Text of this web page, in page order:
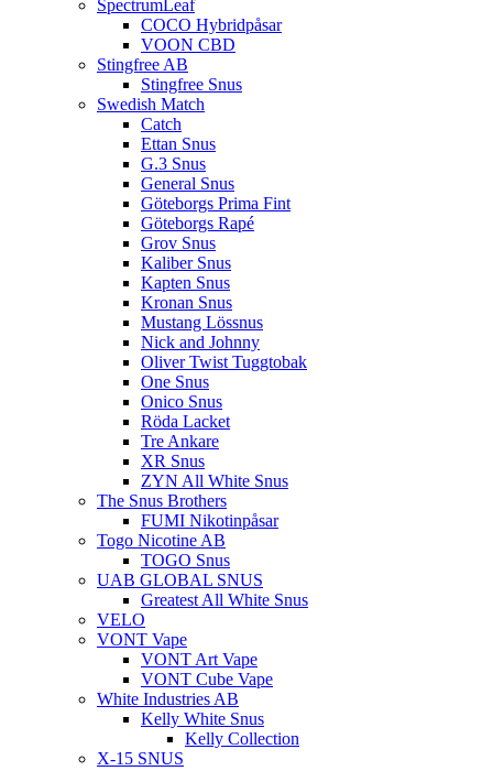
SpectrumLeaf
COCO Hybridpåsar
VOON CBD
Stingfree AB
Stingfree Snus
Swedish Match
Catch
Ettan Snus
G.3 Snus
General Snus
Göteborgs Prima Fint
Göteborgs Rapé
Grov Snus
Kaliber Snus
Kapten Snus
Kronan Snus
Mustang Lössnus
Nick and Johnny
Oliver Twist Tuggtobak
One Snus
Onico Snus
Röda Lacket
Tre Ankare
XR Snus
ZYN All White Snus
The Snus Brothers
FUMI Nikotinpåsar
Togo Nicotine AB
TOGO Snus
UAB GLOBAL SNUS
Greatest All White Snus
VELO
VONT Vape
VONT Art Vape
VONT Cube Vape
White Industries AB
Kelly White Snus
Kelly Collection
X-15 SNUS